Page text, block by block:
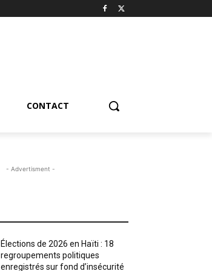
CONTACT
- Advertisment -
Élections de 2026 en Haïti : 18
regroupements politiques
enregistrés sur fond d’insécurité